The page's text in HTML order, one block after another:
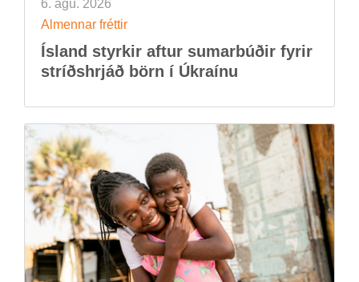
6. ágú. 2026
Al­menn­ar frétt­ir
Ís­land styrk­ir aft­ur sum­ar­búð­ir fyr­ir
stríðs­hrjáð börn í Úkraínu